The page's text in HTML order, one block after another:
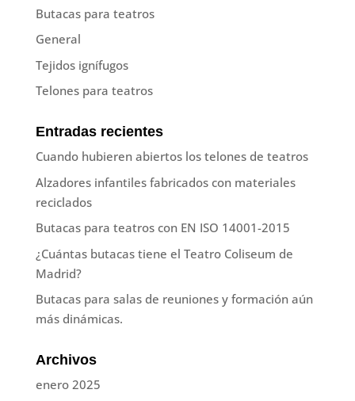
Butacas para teatros
General
Tejidos ignífugos
Telones para teatros
Entradas recientes
Cuando hubieren abiertos los telones de teatros
Alzadores infantiles fabricados con materiales
reciclados
Butacas para teatros con EN ISO 14001-2015
¿Cuántas butacas tiene el Teatro Coliseum de
Madrid?
Butacas para salas de reuniones y formación aún
más dinámicas.
Archivos
enero 2025